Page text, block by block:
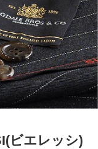
i
g
a
t
i
o
n
ビエレッシ)